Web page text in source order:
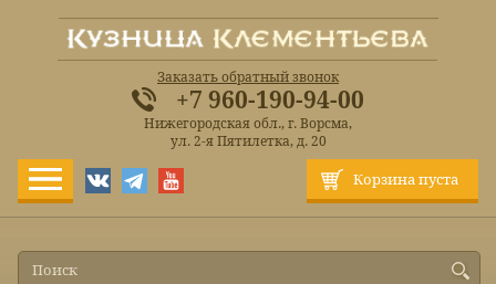
Корзина пуста
Заказать обратный звонок
+7 960-190-94-00
Нижегородская обл., г. Ворсма,
ул. 2-я Пятилетка, д. 20